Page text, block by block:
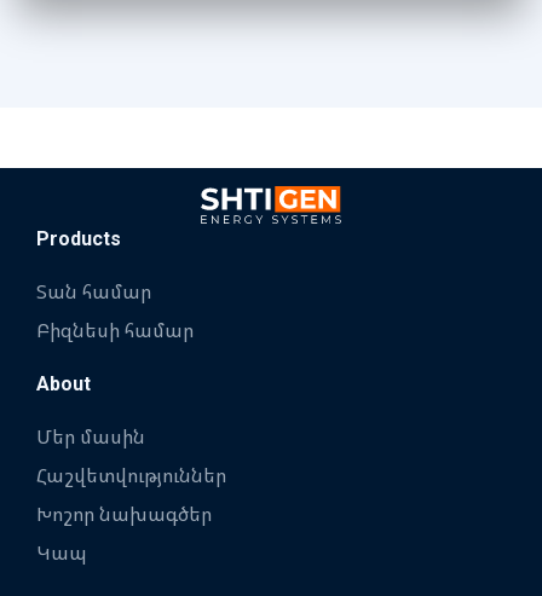
Products
Տան համար
Բիզնեսի համար
About
Մեր մասին
Հաշվետվություններ
Խոշոր նախագծեր
Կապ